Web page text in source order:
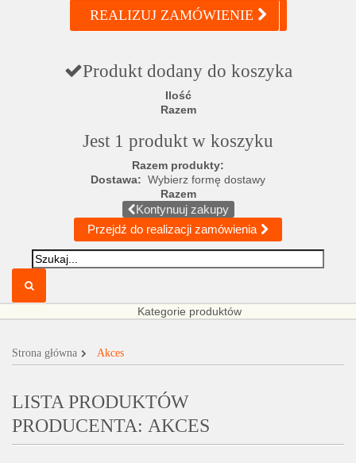
REALIZUJ ZAMÓWIENIE
Produkt dodany do koszyka
Ilość
Razem
Jest 1 produkt w koszyku
Razem produkty:
Dostawa: Wybierz formę dostawy
Razem
Kontynuuj zakupy
Przejdź do realizacji zamówienia
Kategorie produktów
Strona główna Akces
LISTA PRODUKTÓW
PRODUCENTA: AKCES